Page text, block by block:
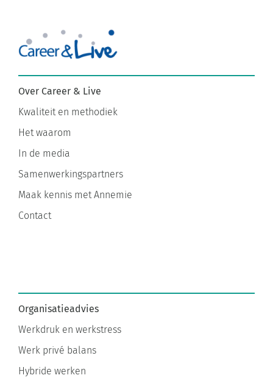
Over Career & Live
Kwaliteit en methodiek
Het waarom
In de media
Samenwerkingspartners
Maak kennis met Annemie
Contact
Organisatieadvies
Werkdruk en werkstress
Werk privé balans
Hybride werken